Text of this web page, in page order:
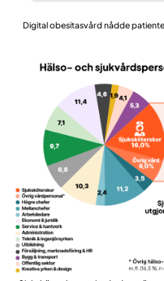
Digital obesitasvård nådde